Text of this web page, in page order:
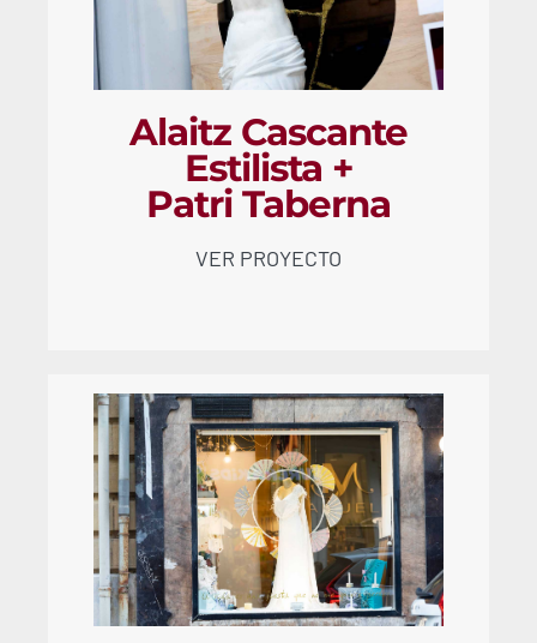
Alaitz Cascante
Estilista +
Patri Taberna
VER PROYECTO